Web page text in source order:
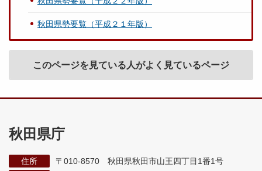
秋田県勢要覧（平成２１年版）
このページを見ている人がよく見ているページ
秋田県庁
住所
〒010-8570 秋田県秋田市山王四丁目1番1号